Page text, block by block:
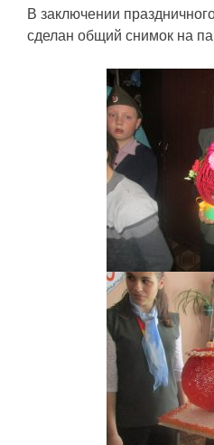
В заключении
сделан общий снимок на